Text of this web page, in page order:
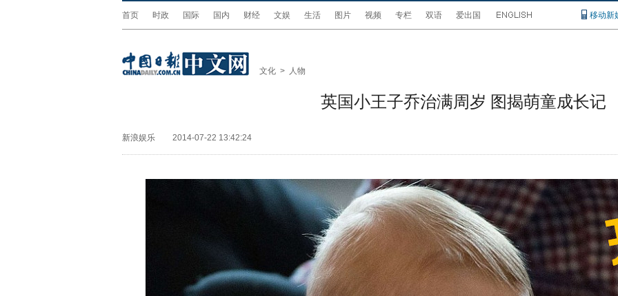
首页 时政 国际 国内 财经 文娱 生活 图片 视频 专栏 双语 爱出国 移动新
文化 > 人物
英国小王子乔治满周岁 图揭萌童成长记
新浪娱乐 2014-07-22 13:42:24